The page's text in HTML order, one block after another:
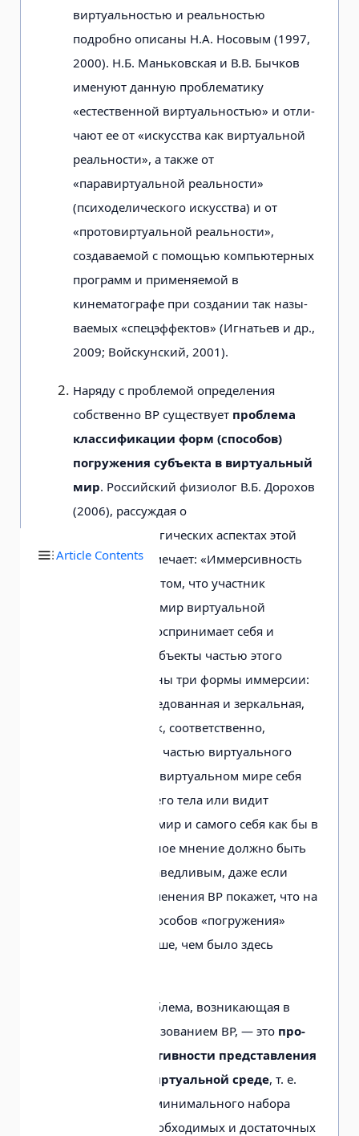
Article Contents
виртуальностью и реальностью
подробно описаны Н.А. Носовым (1997,
2000). Н.Б. Маньковская и В.В. Бычков
именуют данную проблематику
«естественной виртуальностью» и отли­
чают ее от «искусства как виртуальной
реальности», а также от
«паравиртуальной реальности»
(психоделического искусства) и от
«протовиртуальной реаль­ности»,
создаваемой с помощью компь­ютерных
программ и применяемой в
кинематографе при создании так назы­
ваемых «спецэффектов» (Игнатьев и др.,
2009; Войскунский, 2001).
Наряду с проблемой определения
собственно ВР существует проблема
классификации форм (способов)
погруже­ния субъекта в виртуальный
мир. Россий­ский физиолог В.Б. Дорохов
(2006), рас­суждая о
психофизиологических аспек­тах этой
проблемы, отмечает: «Иммерсивность
заключается в том, что участ­ник
погружается в мир виртуальной
реальности, воспринимает себя и
видимые им объекты частью этого
мира. Возмож­ны три формы иммерсии:
прямая, опосредованная и зеркальная,
когда участ­ник, соответственно,
чувствует себя ча­стью виртуального
мира, видит в вирту­альном мире себя
или часть своего тела или видит
виртуальный мир и самого себя как бы в
зеркале». Данное мнение должно быть
признано справедливым, даже если
практика применения ВР покажет, что на
самом деле способов «по­гружения»
окажется больше, чем было здесь
Еще одна проблема, возникающая в
связи с использованием ВР, — это про­
блема эффективности представления
объектов в виртуальной среде, т. е.
опре­деления минимального набора
признаков, необходимых и достаточных